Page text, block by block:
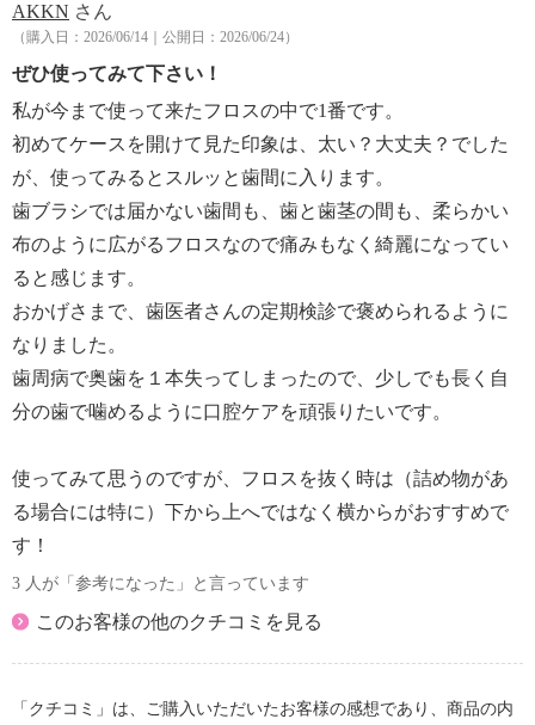
AKKN さん
（購入日：2026/06/14｜公開日：2026/06/24）
ぜひ使ってみて下さい！
私が今まで使って来たフロスの中で1番です。
初めてケースを開けて見た印象は、太い？大丈夫？でした
が、使ってみるとスルッと歯間に入ります。
歯ブラシでは届かない歯間も、歯と歯茎の間も、柔らかい
布のように広がるフロスなので痛みもなく綺麗になってい
ると感じます。
おかげさまで、歯医者さんの定期検診で褒められるように
なりました。
歯周病で奥歯を１本失ってしまったので、少しでも長く自
分の歯で噛めるように口腔ケアを頑張りたいです。
使ってみて思うのですが、フロスを抜く時は（詰め物があ
る場合には特に）下から上へではなく横からがおすすめで
す！
3 人が「参考になった」と言っています
このお客様の他のクチコミを見る
「クチコミ」は、ご購入いただいたお客様の感想であり、商品の内